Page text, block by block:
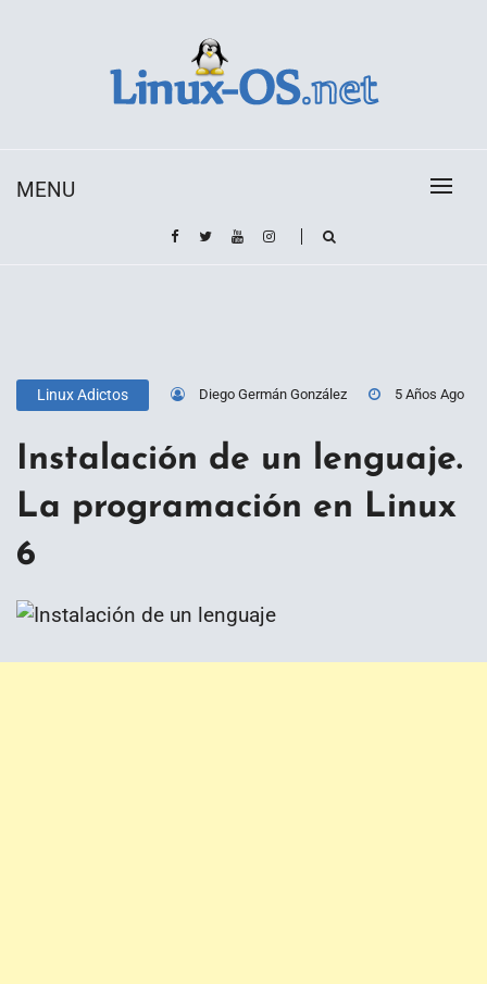
MENU
Linux Adictos Diego Germán González 5 Años Ago
Instalación de un lenguaje.
La programación en Linux
6